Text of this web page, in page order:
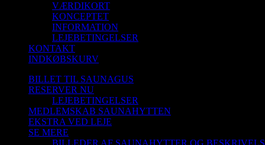
VÆRDIKORT
KONCEPTET
INFORMATION
LEJEBETINGELSER
KONTAKT
INDKØBSKURV
BILLET TIL SAUNAGUS
RESERVER NU
LEJEBETINGELSER
MEDLEMSKAB SAUNAHYTTEN
EKSTRA VED LEJE
SE MERE
BILLEDER AF SAUNAHYTTER OG